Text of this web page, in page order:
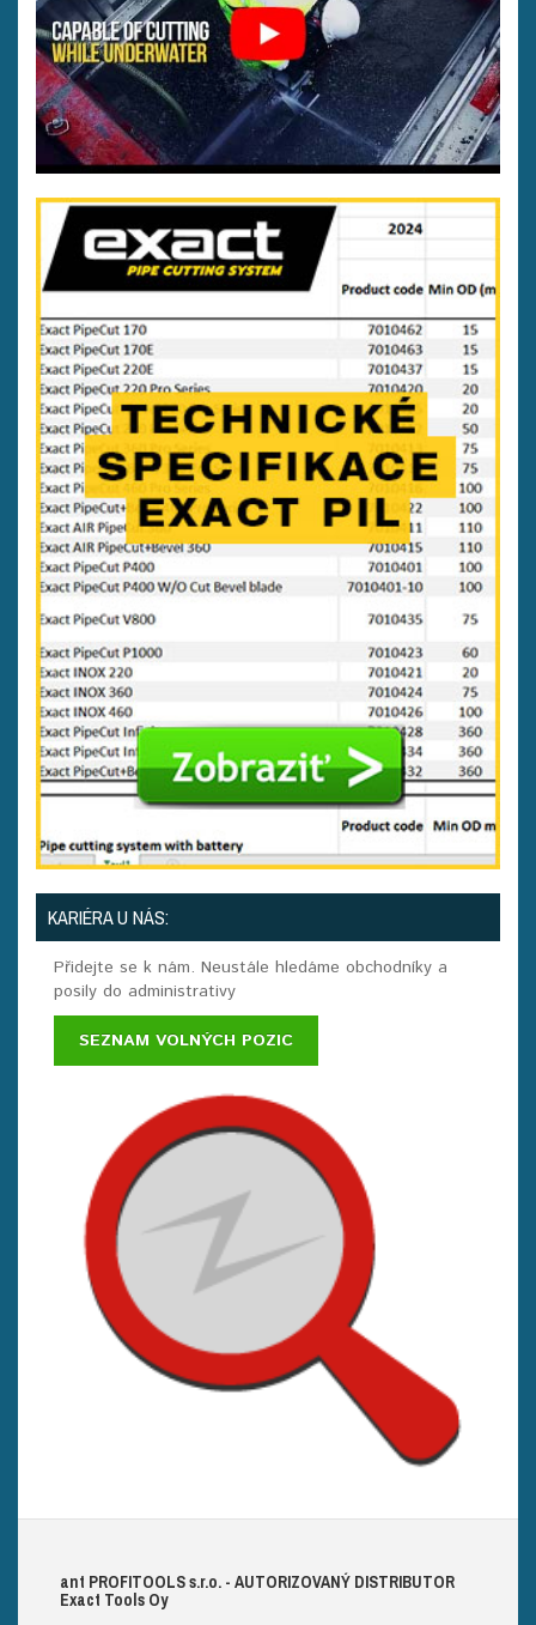
KARIÉRA U NÁS:
Přidejte se k nám. Neustále hledáme obchodníky a
posily do administrativy
SEZNAM VOLNÝCH POZIC
ant PROFITOOLSs.r.o. - AUTORIZOVANÝ DISTRIBUTOR
Exact Tools Oy